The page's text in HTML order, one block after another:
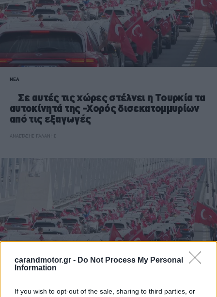
carandmotor.gr - Do Not Process My Personal
Information
If you wish to opt-out of the sale, sharing to third parties, or
ΝΕΑ
Σε αυτές τις χώρες στέλνει η Τουρκία τα
αυτοκίνητά της -Χορός δισεκατομμυρίων
από τις εξαγωγές
ΑΝΑΣΤΑΣΗΣ ΓΑΛΑΝΗΣ
ΝΕΑ